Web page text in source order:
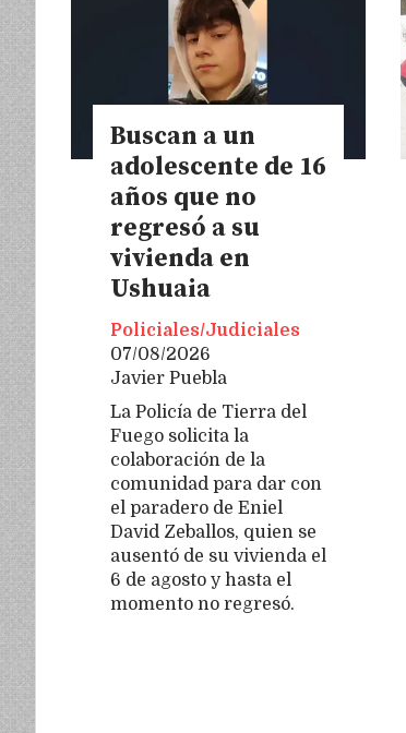
Buscan a un
adolescente de 16
años que no
regresó a su
vivienda en
Ushuaia
Javier Puebla
Policiales/Judiciales
07/08/2026
La Policía de Tierra del
Fuego solicita la
colaboración de la
comunidad para dar con
el paradero de Eniel
David Zeballos, quien se
ausentó de su vivienda el
6 de agosto y hasta el
momento no regresó.